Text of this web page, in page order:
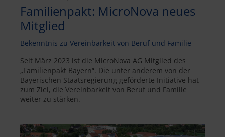
Familienpakt: MicroNova neues
Mitglied
Bekenntnis zu Vereinbarkeit von Beruf und Familie
Seit März 2023 ist die MicroNova AG Mitglied des
„Familienpakt Bayern“. Die unter anderem von der
Bayerischen Staatsregierung geförderte Initiative hat
zum Ziel, die Vereinbarkeit von Beruf und Familie
weiter zu stärken.